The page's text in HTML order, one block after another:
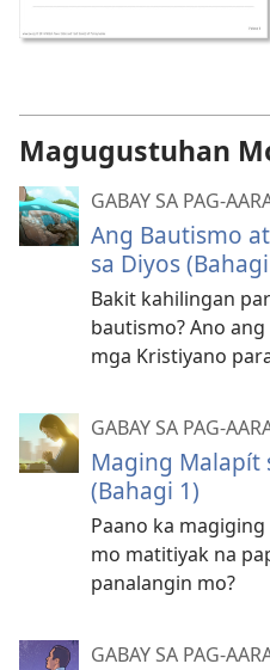
Magugustuhan
GABAY SA PAG-
Ang Bautismo
sa Diyos
Bakit kahilingan
bautismo? Ano
mga Kristiyano
GABAY SA PAG-
Maging Malapít
(Bahagi 1)
Paano ka
mo matitiyak na
panalangin mo?
GABAY SA PAG-